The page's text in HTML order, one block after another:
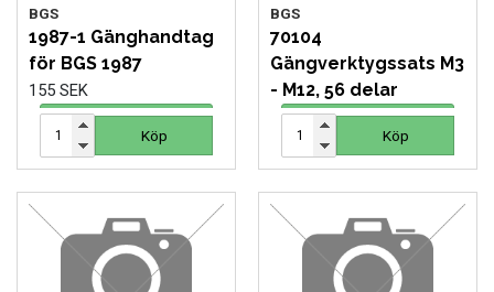
BGS
1987-1 Gänghandtag
för BGS 1987
155 SEK
Köp
BGS
70104
Gängverktygssats M3
- M12, 56 delar
1 078 SEK
Köp